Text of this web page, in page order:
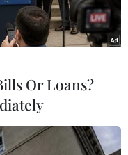
ở hồ Dầu
Or Loans?